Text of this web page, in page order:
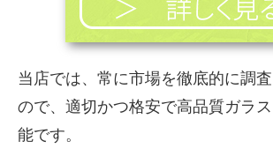
当店では、常に市場を徹底的に調
ので、適切かつ格安で高品質ガラ
能です。